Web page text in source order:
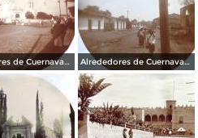
Alrededores de Cuernavaca Morelos. Alrededores de Cuernavaca Morelos.